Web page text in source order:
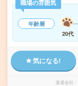
職場の雰囲気
年齢層
20代
気になる!
派遣会社